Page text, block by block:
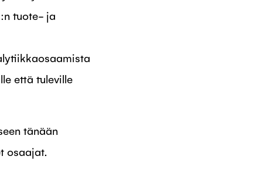
tuote- ja
että tuleville
tänään
osaajat.